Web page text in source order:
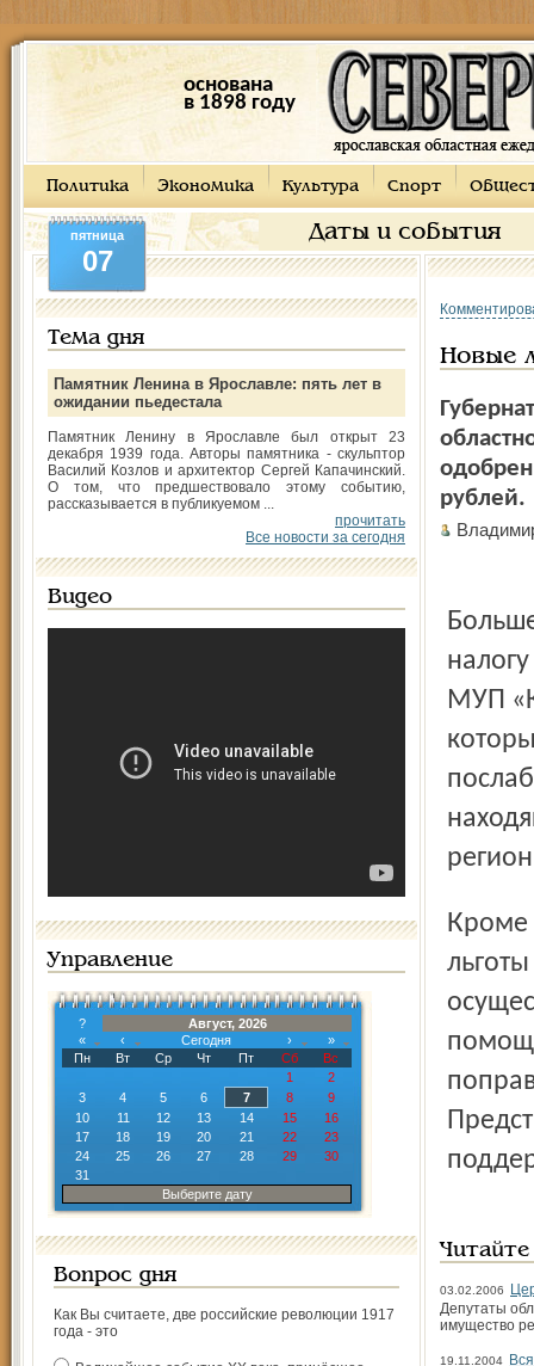
основана
в 1898 году
Политика Экономика Культура Спорт
Даты и события
пятница
07
Тема дня
Памятник Ленина в Ярославле: пять лет в
ожидании пьедестала
Памятник Ленину в Ярославле был открыт 23
декабря 1939 года. Авторы памятника - скульптор
Василий Козлов и архитектор Сергей Капачинский.
О том, что предшествовало этому событию,
рассказывается в публикуемом ...
прочитать
Все новости за сегодня
Видео
Управление
?
Август, 2026
«
‹ Сегодня ›
»
Пн
Вт Ср Чт Пт Сб
Вс
1
2
3
4 5 6 7 8
9
10
11 12 13 14 15
16
17
18 19 20 21 22
23
24
25 26 27 28 29
30
31
Выберите дату
Вопрос дня
Как Вы считаете, две российские революции 1917
года - это
Новые
рублей.
Больше всего (9 миллионов 720 тысяч) стоят льготы по
МУП
Кроме того, Анатолий Лисицын предлагает предоставить
03.02.2006
Депутаты
имущество
19.11.2004